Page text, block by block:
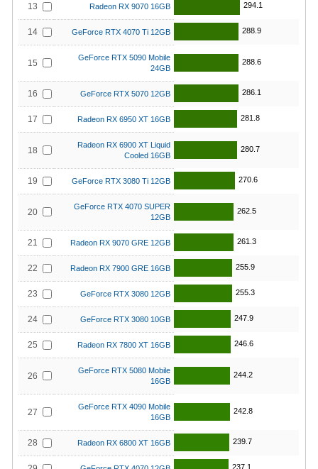
13 Radeon RX 9070 16GB 294.1
14 GeForce RTX 4070 Ti 12GB 288.9
15
GeForce RTX 5090 Mobile
24GB
288.6
16 GeForce RTX 5070 12GB 286.1
17 Radeon RX 6950 XT 16GB 281.8
18
Radeon RX 6900 XT Liquid
Cooled 16GB
280.7
19 GeForce RTX 3080 Ti 12GB 270.6
20
GeForce RTX 4070 SUPER
12GB
262.5
21 Radeon RX 9070 GRE 12GB 261.3
22 Radeon RX 7900 GRE 16GB 255.9
23 GeForce RTX 3080 12GB 255.3
24 GeForce RTX 3080 10GB 247.9
25 Radeon RX 7800 XT 16GB 246.6
26
GeForce RTX 5080 Mobile
16GB
244.2
27
GeForce RTX 4090 Mobile
16GB
242.8
28 Radeon RX 6800 XT 16GB 239.7
237.1